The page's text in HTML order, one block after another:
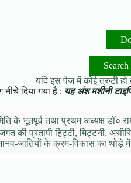
यदि इस पेज में कोई त्रुटी
दिया गया है : यह अंश मशीनी
के भूतपूर्व तथा प्रथम अध्यक्ष डॉ०
की प्रतापी हिट्टी, मिट्टनी,
जातियों के क्रम-विकास का थोड़े